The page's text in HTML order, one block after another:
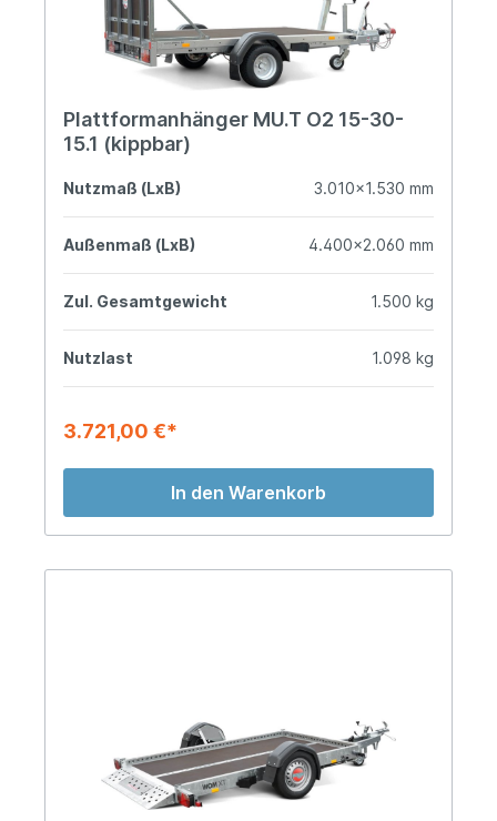
Plattformanhänger MU.T O2 15-30-
15.1 (kippbar)
Nutzmaß (LxB) 3.010x1.530 mm
Außenmaß (LxB) 4.400x2.060 mm
Zul. Gesamtgewicht 1.500 kg
Nutzlast 1.098 kg
3.721,00 €*
In den Warenkorb